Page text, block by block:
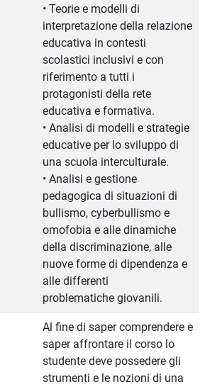
• Teorie e modelli di
interpretazione della relazione
educativa in contesti
scolastici inclusivi e con
riferimento a tutti i
protagonisti della rete
educativa e formativa.
• Analisi di modelli e strategie
educative per lo sviluppo di
una scuola interculturale.
• Analisi e gestione
pedagogica di situazioni di
bullismo, cyberbullismo e
omofobia e alle dinamiche
della discriminazione, alle
nuove forme di dipendenza e
alle differenti
problematiche giovanili.
Al fine di saper comprendere e
saper affrontare il corso lo
studente deve possedere gli
strumenti e le nozioni di una